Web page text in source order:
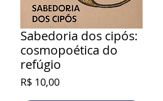
Sabedoria dos cipós:
cosmopoética do
refúgio
R$ 10,00Preço